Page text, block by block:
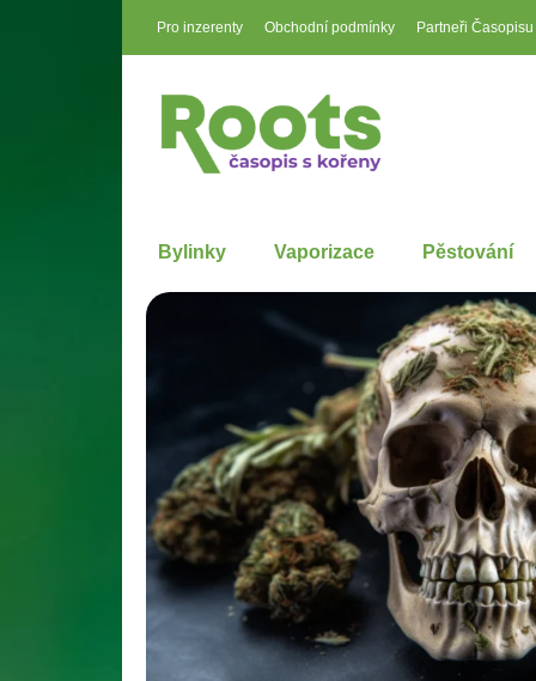
Pro inzerenty Obchodní podmínky Partneři
Bylinky Vaporizace Pěstování